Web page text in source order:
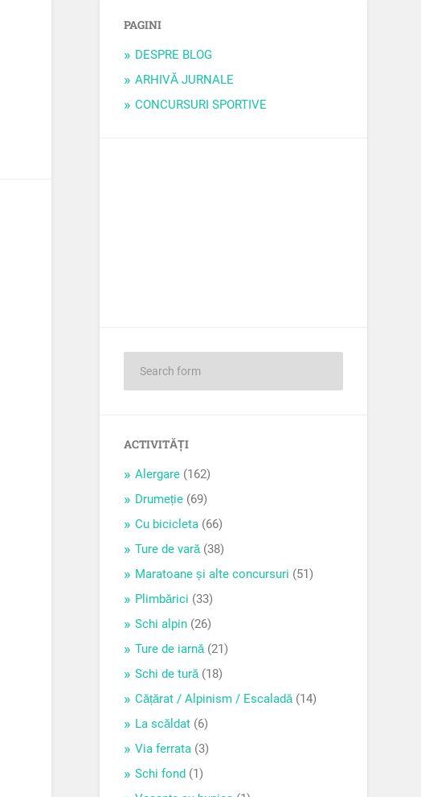
PAGINI
DESPRE BLOG
ARHIVĂ JURNALE
CONCURSURI SPORTIVE
ACTIVITĂȚI
Alergare (162)
Drumeție (69)
Cu bicicleta (66)
Ture de vară(38)
Maratoane și alte concursuri (51)
Plimbărici (33)
Schi alpin (26)
Ture de iarnă(21)
Schi de tură(18)
Cățărat / Alpinism / Escaladă(14)
La scăldat (6)
Via ferrata (3)
Schi fond (1)